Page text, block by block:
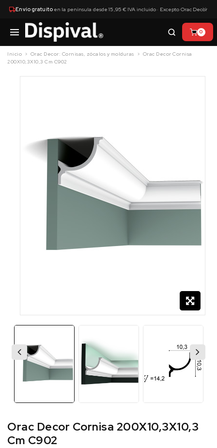
Envío gratuitoen la península desde 15,95 € IVA incluido · Excepto Orac Decor
×
0
Inicio Orac Decor: Cornisas, zócalos y molduras
Orac Decor Cornisa
200X10,3X10,3 Cm C902
Orac Decor Cornisa 200X10,3X10,3
Cm C902